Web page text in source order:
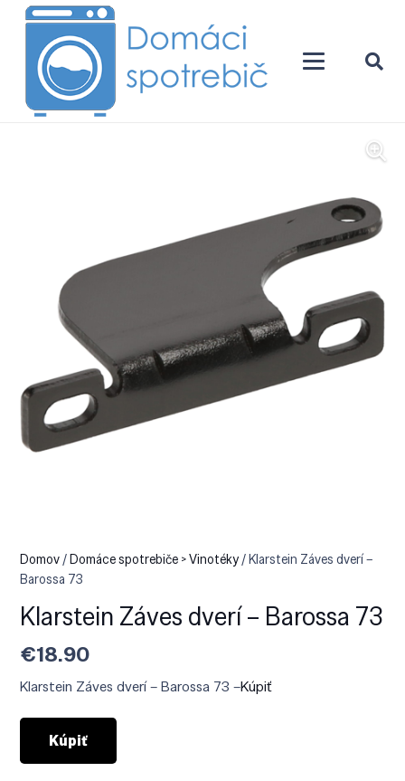
Domov/Domáce spotrebiče > Vinotéky/ Klarstein Záves dverí –
Barossa 73
Klarstein Záves dverí – Barossa 73
€18.90
Klarstein Záves dverí – Barossa 73 –Kúpiť
Kúpiť